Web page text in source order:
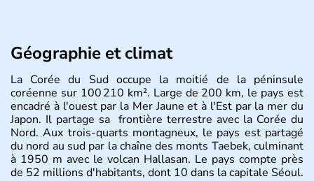
Géographie et climat
La Corée du Sud occupe la moitié de la péninsule
coréenne sur 100 210 km². Large de 200 km, le pays est
encadré à l'ouest par la Mer Jaune et à l'Est par la mer du
Japon. Il partage sa frontière terrestre avec la Corée du
Nord. Aux trois-quarts montagneux, le pays est partagé
du nord au sud par la chaîne des monts Taebek, culminant
à 1950 m avec le volcan Hallasan. Le pays compte près
de 52 millions d'habitants, dont 10 dans la capitale Séoul.